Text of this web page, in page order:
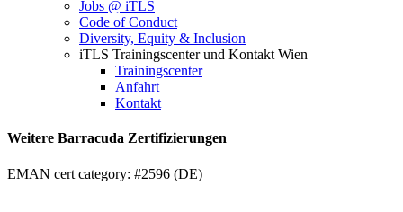
Jobs @ iTLS
Code of Conduct
Diversity, Equity & Inclusion
iTLS Trainingscenter und Kontakt Wien
Trainingscenter
Anfahrt
Kontakt
Weitere Barracuda Zertifizierungen
EMAN cert category: #2596 (DE)